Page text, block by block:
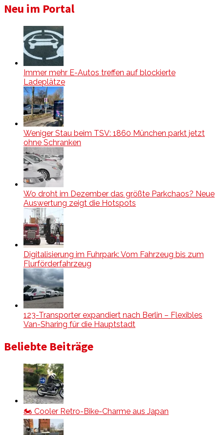
Neu im Portal
Immer mehr E-Autos treffen auf blockierte
Ladeplätze
Weniger Stau beim TSV: 1860 München parkt jetzt
ohne Schranken
Wo droht im Dezember das größte Parkchaos? Neue
Auswertung zeigt die Hotspots
Digitalisierung im Fuhrpark: Vom Fahrzeug bis zum
Flurförderfahrzeug
123-Transporter expandiert nach Berlin – Flexibles
Van-Sharing für die Hauptstadt
Beliebte Beiträge
🏍️ Cooler Retro-Bike-Charme aus Japan